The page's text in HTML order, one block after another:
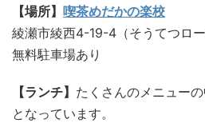
【場所】 喫茶めだかの楽校
綾瀬市綾西4-19-4（そうてつロー
無料駐車場あり
【ランチ】 たくさんのメニューの
となっています。